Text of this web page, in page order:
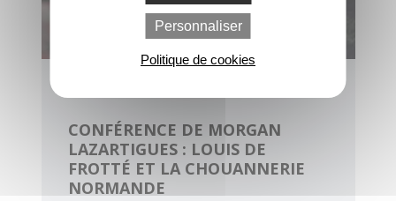
horaires
nous
CONFÉRENCE DE MORGAN
LAZARTIGUES : LOUIS DE
FROTTÉ ET LA CHOUANNERIE
NORMANDE
Personnaliser
Politique de cookies